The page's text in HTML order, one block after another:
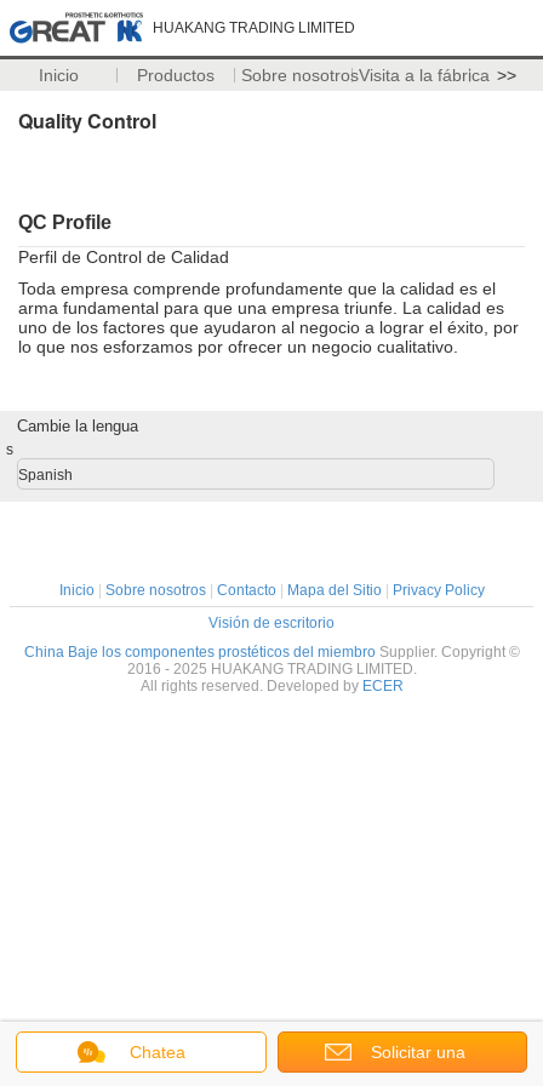
HUAKANG TRADING LIMITED
Inicio Productos Sobre nosotrosVisita a la fábrica >>
Quality Control
QC Profile
Perfil de Control de Calidad
Toda empresa comprende profundamente que la calidad es el
arma fundamental para que una empresa triunfe. La calidad es
uno de los factores que ayudaron al negocio a lograr el éxito, por
lo que nos esforzamos por ofrecer un negocio cualitativo.
Chatea Solicitar una
Cambie la lengua
s
Spanish
Inicio| Sobre nosotros| Contacto| Mapa del Sitio|
Privacy Policy
Visión de escritorio
China Baje los componentes prostéticos del miembroSupplier. Copyright ©
2016 - 2025 HUAKANG TRADING LIMITED.
All rights reserved. Developed by ECER